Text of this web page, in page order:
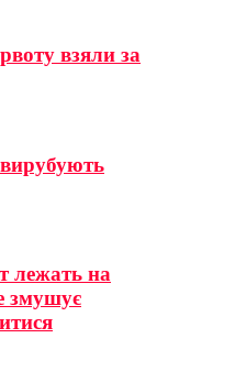
взяли за
лежать на
змушує